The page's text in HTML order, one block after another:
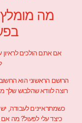
מה מומלץ
אם אתם הולכים
הרושם הראשוני הוא
רוצה לוודא שהלבוש שלך
כשמתראיינים לעבודה,
כיצד עלי לפעול? מה